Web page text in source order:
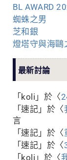
BL AWARD
蜘蛛之男
芝和銀
燈塔守與海鷗
最新討論
「 koli 」於〈
「 速記 」於〈
言
「 速記 」於〈
「 速記 」於〈
「 koli 」於〈